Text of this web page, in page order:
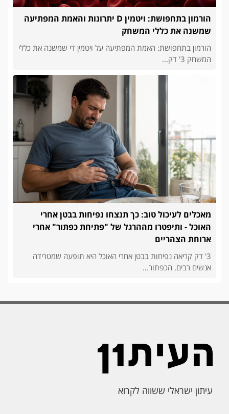
הורמון בתחפושת: ויטמין D יתרונות והאמת המפתיעה
שמשנה את כללי המשחק
הורמון בתחפושת: האמת המפתיעה על ויטמין די שמשנה את כללי
המשחק 3' דק...
מאכלים לעיכול טוב: כך תנצחו נפיחות בבטן אחרי
האוכל - ותיפטרו מההרגל של "פתיחת כפתור" אחרי
ארוחת הצהריים
3' דק קריאה נפיחות בבטן אחרי האוכל היא תופעה שמטרידה
אנשים רבים. הכפתור...
עיתון ישראלי ששווה לקרוא